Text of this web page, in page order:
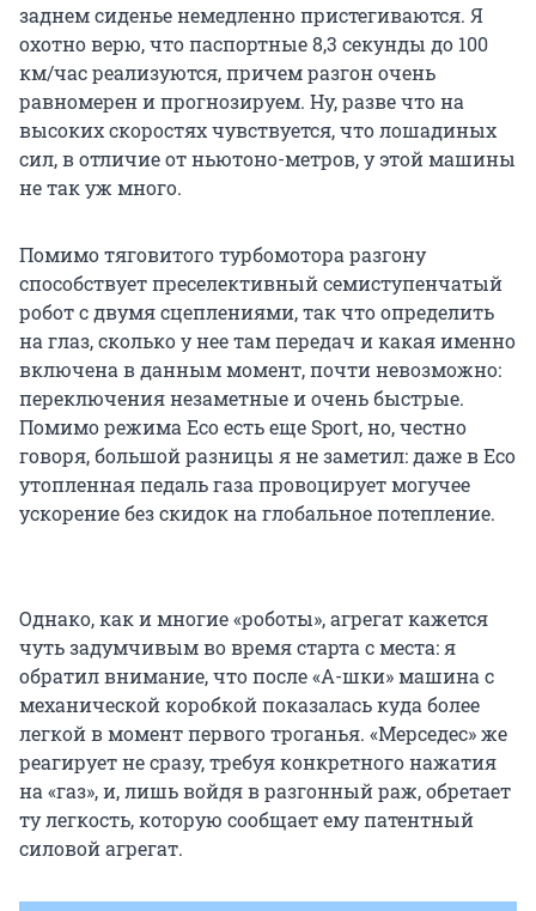
заднем сиденье немедленно пристегиваются. Я
охотно верю, что паспортные 8,3 секунды до 100
км/час реализуются, причем разгон очень
равномерен и прогнозируем. Ну, разве что на
высоких скоростях чувствуется, что лошадиных
сил, в отличие от ньютоно-метров, у этой машины
не так уж много.
Помимо тяговитого турбомотора разгону
способствует преселективный семиступенчатый
робот с двумя сцеплениями, так что определить
на глаз, сколько у нее там передач и какая именно
включена в данным момент, почти невозможно:
переключения незаметные и очень быстрые.
Помимо режима Eco есть еще Sport, но, честно
говоря, большой разницы я не заметил: даже в Eco
утопленная педаль газа провоцирует могучее
ускорение без скидок на глобальное потепление.
Однако, как и многие «роботы», агрегат кажется
чуть задумчивым во время старта с места: я
обратил внимание, что после «А-шки» машина с
механической коробкой показалась куда более
легкой в момент первого троганья. «Мерседес» же
реагирует не сразу, требуя конкретного нажатия
на «газ», и, лишь войдя в разгонный раж, обретает
ту легкость, которую сообщает ему патентный
силовой агрегат.